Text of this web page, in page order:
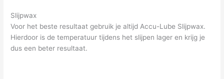
Slijpwax
Voor het beste resultaat gebruik je altijd Accu-Lube Slijpwax.
Hierdoor is de temperatuur tijdens het slijpen lager en krijg je
dus een beter resultaat.